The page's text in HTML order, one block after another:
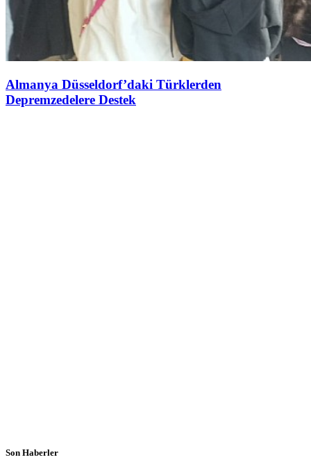
Almanya Düsseldorf’daki Türklerden
Depremzedelere Destek
Son Haberler